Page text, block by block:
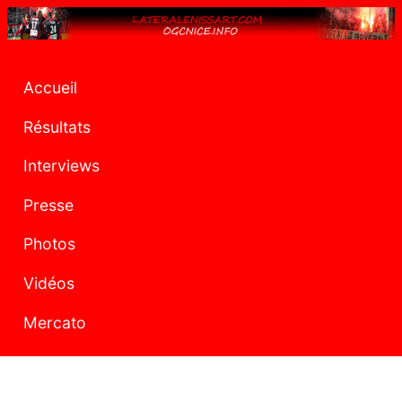
Accueil
Résultats
Interviews
Presse
Photos
Vidéos
Mercato